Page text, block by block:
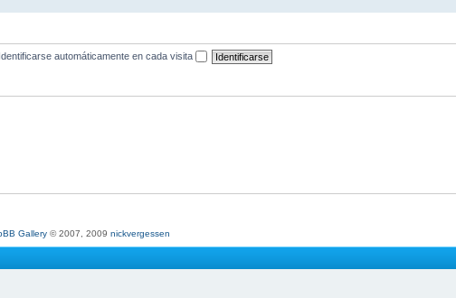
Identificarse automáticamente en cada visita
Gallery© 2007, 2009 nickvergessen